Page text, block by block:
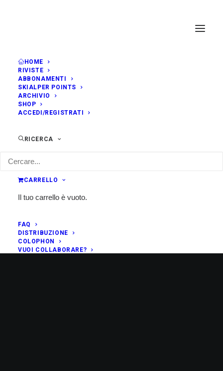
HOME
RIVISTE
ABBONAMENTI
SKIALPER POINTS
ARCHIVIO
SHOP
ACCEDI/REGISTRATI
RICERCA
CARRELLO
Il tuo carrello è vuoto.
FAQ
DISTRIBUZIONE
COLOPHON
VUOI COLLABORARE?